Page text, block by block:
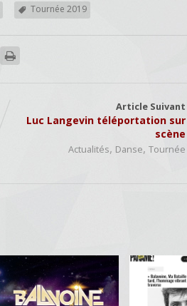
Tournée 2019
Article Suivant
Luc Langevin téléportation sur
scène
Actualités, Danse,Tournée